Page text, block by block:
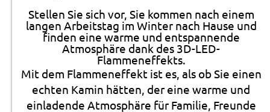
Stellen Sie sich vor, Sie kommen nach einem
langen Arbeitstag im Winter nach Hause und
finden eine warme und entspannende
Atmosphäre dank des 3D-LED-
Flammeneffekts.
Mit dem Flammeneffekt ist es, als ob Sie einen
echten Kamin hätten, der eine warme und
einladende Atmosphäre für Familie, Freunde